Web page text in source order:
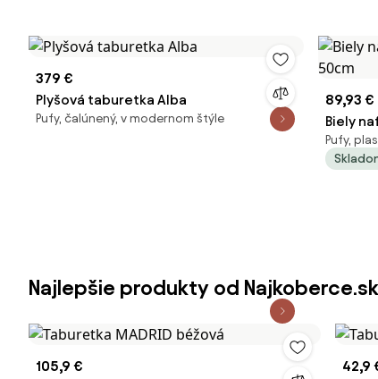
379 €
Plyšová taburetka Alba
Pufy, čalúnený, v modernom štýle
89,93 €
Biely
50cm
Pufy,
Najlepšie produkty od Najkoberce.sk
105,9 €
42,9